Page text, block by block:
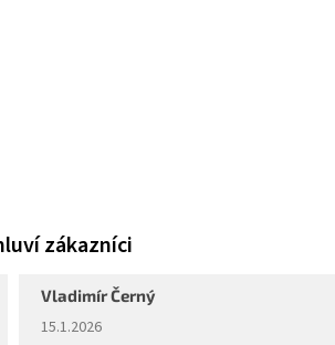
Vladimír Černý
Hodnocení obchodu je 5 z 5 hvězdiček.
15.1.2026